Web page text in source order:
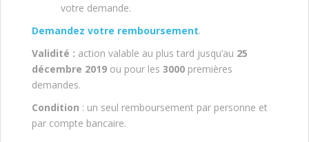
votre demande.
Demandez votre remboursement.
Validité : action valable au plus tard jusqu’au 25
décembre 2019 ou pour les 3000 premières
demandes.
Condition : un seul remboursement par personne et
par compte bancaire.